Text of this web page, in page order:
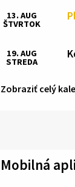
13. AUG
ŠTVRTOK
19. AUG
STREDA
Zobraziť celý
Mobilná